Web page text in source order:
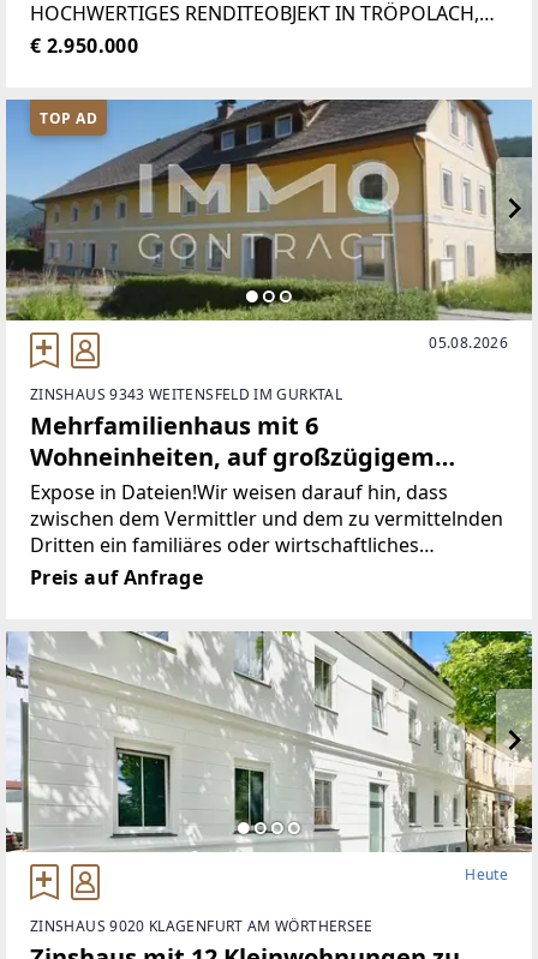
HOCHWERTIGES RENDITEOBJEKT IN TRÖPOLACH,
KÄRNTEN, DIREKT AM EINGANG ZUM SKIGEBIET
8 % ÜBERZEUGT DIESE IMMOBILIE DURCH SICHERE
€ 2.950.000
TOP AD
05.08.2026
ZINSHAUS 9343 WEITENSFELD IM GURKTAL
Mehrfamilienhaus mit 6
Wohneinheiten, auf großzügigem
Grundstück und 6 Stellplätzen I Hohes
Potential für starke Rendite
Expose in Dateien!Wir weisen darauf hin, dass
zwischen dem Vermittler und dem zu vermittelnden
Dritten ein familiäres oder wirtschaftliches
Naheverhältnis besteht.Der Vermittler ist als
Doppelmakler tätig.Finden Sie noch mehr attraktive
Preis auf Anfrage
Heute
ZINSHAUS 9020 KLAGENFURT AM WÖRTHERSEE